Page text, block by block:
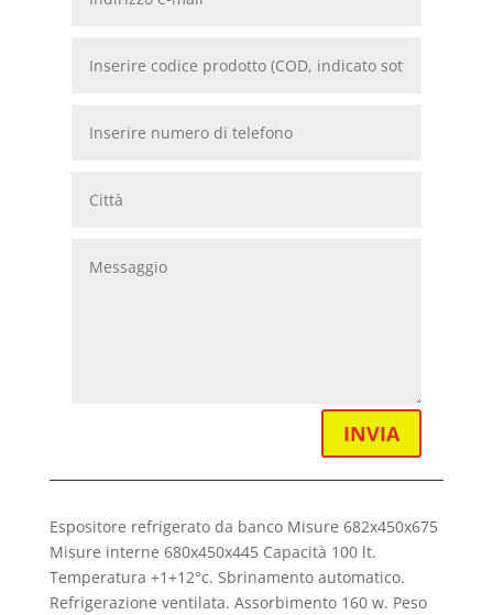
INVIA
Espositore refrigerato da banco Misure 682x450x675
Misure interne 680x450x445 Capacità 100 lt.
Temperatura +1+12°c. Sbrinamento automatico.
Refrigerazione ventilata. Assorbimento 160 w. Peso